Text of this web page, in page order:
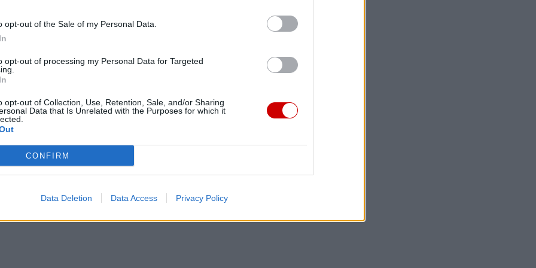
opt-out of the Sale of my Personal Data.
opt-out of processing my Personal Data for Targeted
opt-out of Collection, Use, Retention, Sale, and/or Sharing
Data that Is Unrelated with the Purposes for which it
CONFIRM
Data Deletion Data Access Privacy Policy
w obliczu „nieakceptowalnej
tu dla Ciebie!
z życia Kościoła w Polsce i na świecie.
będzie coraz trudniejsze.
za pośrednictwem serwisu Patronite.
Więcej informacji znajdziesz